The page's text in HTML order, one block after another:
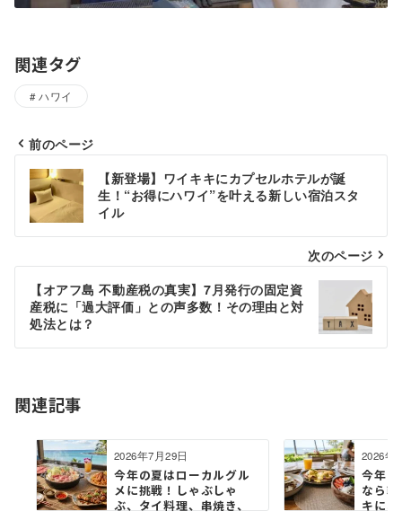
関連タグ
ハワイ
投
稿
ナ
ビ
ー
シ
ン
前のページ
【新登場】ワイキキにカプセルホテルが誕
生！“お得にハワイ”を叶える新しい宿泊スタ
イル
次のページ
【オアフ島 不動産税の真実】7月発行の固定資
産税に「過大評価」との声多数！その理由と対
処法とは？
関連記事
2026年7月29日
今年の夏はローカルグル
メに挑戦！しゃぶしゃ
ぶ、タイ料理、串焼き、
2026年
今年
なら
キに